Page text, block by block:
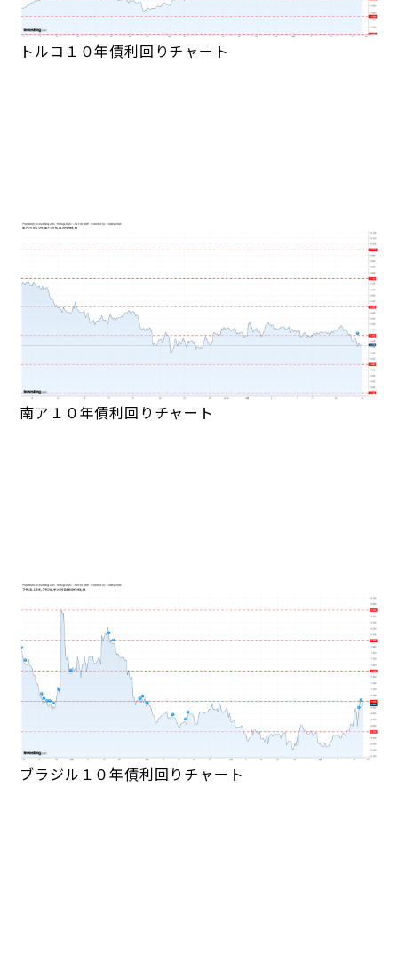
トルコ１０年債利回りチャート
南ア１０年債利回りチャート
ブラジル１０年債利回りチャート